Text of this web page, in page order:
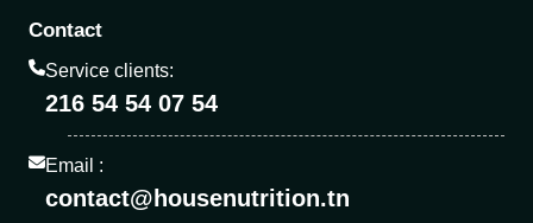
Contact
Service clients:
216 54 54 07 54
Email :
contact@housenutrition.tn